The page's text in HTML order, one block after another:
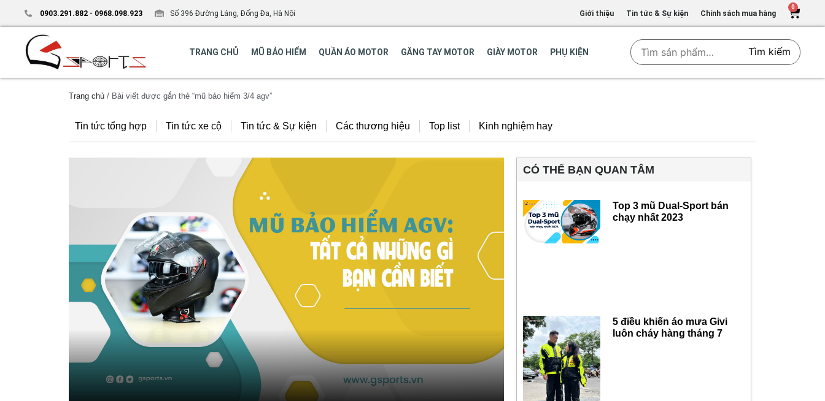
0903.291.882 - 0968.098.923 Số 396 Đường Láng, Đống Đa, Hà Nội Giới thiệu Tin tức & Sự kiện Chính sách mua hàng
0
TRANG CHỦ MŨ BẢO HIỂM QUẦN ÁO MOTOR GĂNG TAY MOTOR GIÀY MOTOR PHỤ KIỆN Tìm kiếm
Trang chủ / Bài viết được gắn thẻ “mũ bảo hiểm 3/4 agv”
Tin tức tổng hợp Tin tức xe cộ Tin tức & Sự kiện Các thương hiệu Top list Kinh nghiệm hay
CÓ THỂ BẠN QUAN TÂM
Top 3 mũ Dual-Sport bán
chạy nhất 2023
5 điều khiến áo mưa Givi
luôn cháy hàng tháng 7